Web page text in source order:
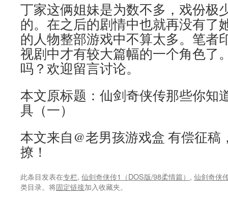
丁家这俩姐妹是为数不多，戏份极
的。在之后的剧情中也就再没有了
的人物整部游戏中不算太多。笔者
视剧中才有较大篇幅的一个角色了
吗？欢迎留言讨论。
本文原标题：仙剑奇侠传那些你知
具（一）
本文来自@老男孩游戏盒 有偿征稿
撩！
此条目发表在专栏, 仙剑奇侠传1（DOS版/98柔情篇） , 仙剑奇侠
类目录。将固定链接加入收藏夹。